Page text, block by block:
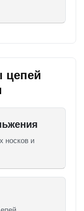
цепей
носков и